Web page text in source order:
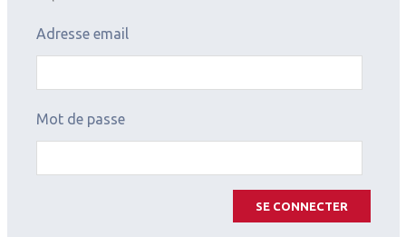
l’Australie récemment.
Adresse email
Mot de passe
SE CONNECTER